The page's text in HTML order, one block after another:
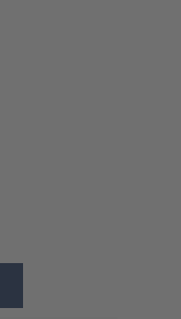
Genossen, es
Beitrag: Sparen an